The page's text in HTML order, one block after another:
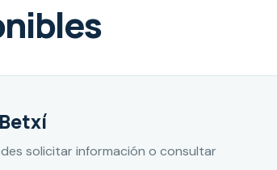
solicitar información o consultar